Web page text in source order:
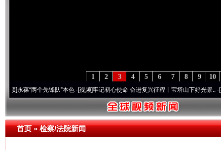
10
9
8
7
6
5
4
3
2
1
个先锋队”本色·[视频]牢记初心使命 奋进复兴征程丨宝塔山下好光景..·[视频]因党
首页»检察/法院新闻